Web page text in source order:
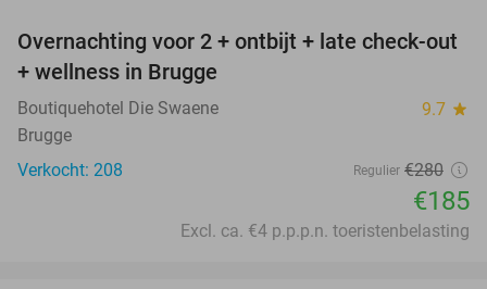
34%
Overnachting voor 2 + ontbijt + late check-out
+ wellness in Brugge
Boutiquehotel Die Swaene 9.7 star
Brugge
Verkocht: 208
Regulier €280
€185
Excl. ca. €4 p.p.p.n. toeristenbelasting